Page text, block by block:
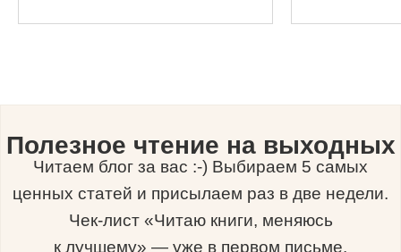
Полезное чтение на выходных
Читаем блог за вас :-) Выбираем 5 самых
ценных статей и присылаем раз в две недели.
Чек-лист «Читаю книги, меняюсь
к лучшему» — уже в первом письме.